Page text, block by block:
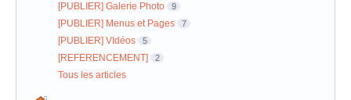
[PUBLIER] Galerie Photo 9
[PUBLIER] Menus et Pages 7
[PUBLIER] VIdéos 5
[REFERENCEMENT] 2
Tous les articles